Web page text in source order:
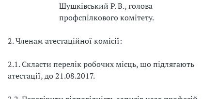
Шушківський Р. В., голова
профспілкового комітету.
2. Членам атестаційної комісії:
2.1. Скласти перелік робочих місць, що підлягають
атестації, до 21.08.2017.